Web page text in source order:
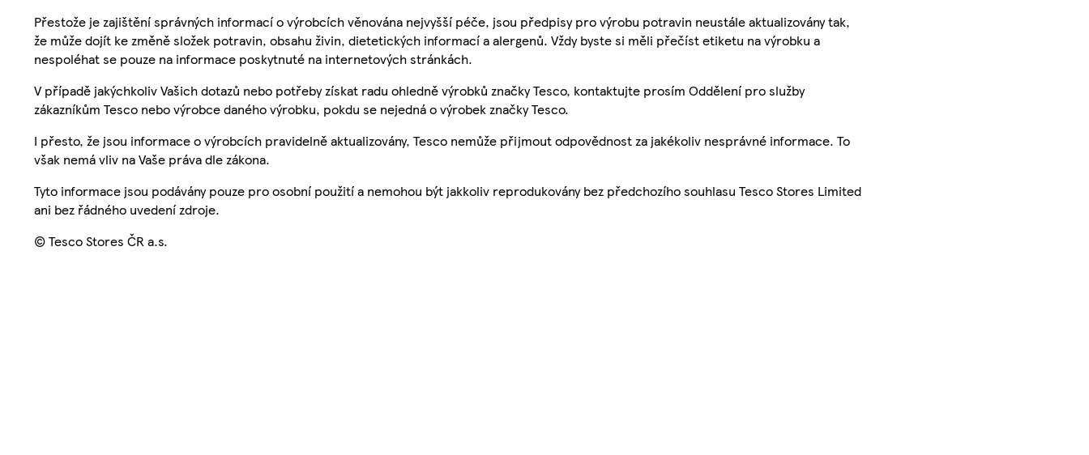
Přestože je zajištění správných informací o výrobcích věnována nejvyšší péče, jsou předpisy pro výrobu potravin neustále aktualizovány tak,
že může dojít ke změně složek potravin, obsahu živin, dietetických informací a alergenů. Vždy byste si měli přečíst etiketu na výrobku a
nespoléhat se pouze na informace poskytnuté na internetových stránkách.
V případě jakýchkoliv Vašich dotazů nebo potřeby získat radu ohledně výrobků značky Tesco, kontaktujte prosím Oddělení pro služby
zákazníkům Tesco nebo výrobce daného výrobku, pokdu se nejedná o výrobek značky Tesco.
I přesto, že jsou informace o výrobcích pravidelně aktualizovány, Tesco nemůže přijmout odpovědnost za jakékoliv nesprávné informace. To
však nemá vliv na Vaše práva dle zákona.
Tyto informace jsou podávány pouze pro osobní použití a nemohou být jakkoliv reprodukovány bez předchozího souhlasu Tesco Stores Limited
ani bez řádného uvedení zdroje.
© Tesco Stores ČR a.s.